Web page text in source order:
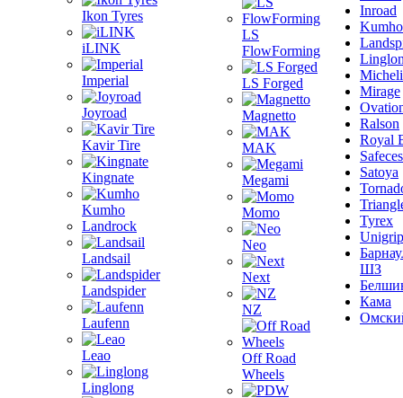
Ikon Tyres
iLINK
Imperial
Joyroad
Kavir Tire
Kingnate
Kumho
Landrock
Landsail
Landspider
Laufenn
Leao
Linglong
LS
FlowForming
LS Forged
Magnetto
MAK
Megami
Momo
Neo
Next
NZ
Off Road
Wheels
Inroad
Kumho
Mirage
Ralson
Royal
Satoya
Tyrex
Unigrip
ШЗ
Кама